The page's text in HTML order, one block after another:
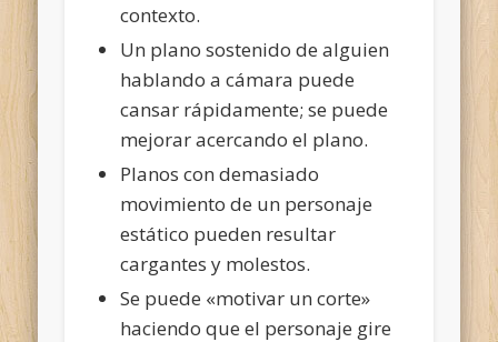
contexto.
Un plano sostenido de alguien
hablando a cámara puede
cansar rápidamente; se puede
mejorar acercando el plano.
Planos con demasiado
movimiento de un personaje
estático pueden resultar
cargantes y molestos.
Se puede «motivar un corte»
haciendo que el personaje gire